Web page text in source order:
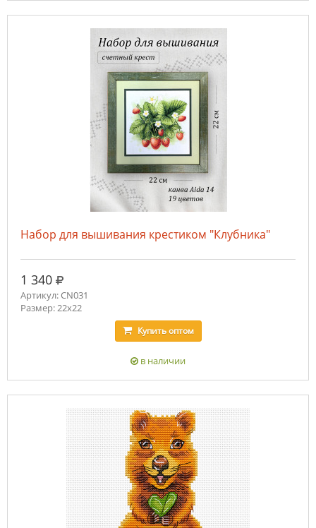
Набор для вышивания крестиком "Клубника"
1 340 руб.
Артикул: CN031
Размер: 22х22
Купитьоптом
в наличии